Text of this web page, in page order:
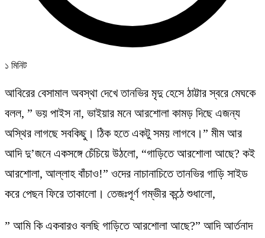
১ মিনিট
আবিরের বেসামাল অবস্থা দেখে তানভির মৃদু হেসে ঠাট্টার স্বরে মেঘকে
বলল, ” ভয় পাইস না, ভাইয়ার মনে আরশোলা কামড় দিছে এজন্য
অস্থির লাগছে সবকিছু। ঠিক হতে একটু সময় লাগবে।” মীম আর
আদি দু’জনে একসঙ্গে চেঁচিয়ে উঠলো, “গাড়িতে আরশোলা আছে? কই
আরশোলা, আল্লাহ বাঁচাও!” ওদের নাচানাচিতে তানভির গাড়ি সাইড
করে পেছন ফিরে তাকালো। তেজঃপূর্ণ গম্ভীর কন্ঠে শুধালো,
” আমি কি একবারও বলছি গাড়িতে আরশোলা আছে?” আদি আর্তনাদ